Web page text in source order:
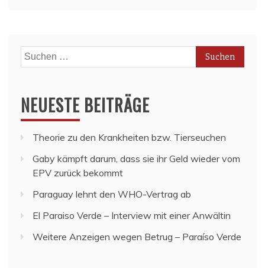
Suchen
nach:
NEUESTE BEITRÄGE
Theorie zu den Krankheiten bzw. Tierseuchen
Gaby kämpft darum, dass sie ihr Geld wieder vom
EPV zurück bekommt
Paraguay lehnt den WHO-Vertrag ab
El Paraiso Verde – Interview mit einer Anwältin
Weitere Anzeigen wegen Betrug – Paraíso Verde